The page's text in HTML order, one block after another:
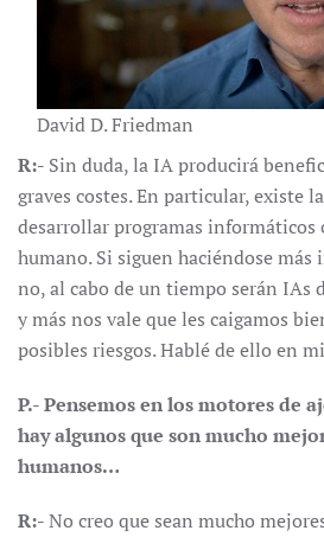
David D. Friedman
R:- Sin duda, la IA producirá
graves costes. En particular, existe
desarrollar programas informáticos
humano. Si siguen haciéndose
no, al cabo de un tiempo serán IAs
y más nos vale que les caigamos
posibles riesgos. Hablé de ello en
P.- Pensemos en los motores de
hay algunos que son mucho
humanos…
R:-No creo que sean mucho